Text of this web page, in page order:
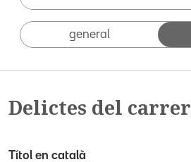
general
Delictes del carrer
Títol en català